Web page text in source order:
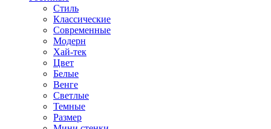
Стиль
Классические
Современные
Модерн
Хай-тек
Цвет
Белые
Венге
Светлые
Темные
Размер